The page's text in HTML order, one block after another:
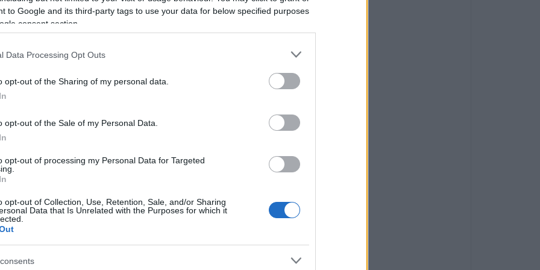
to Google and its third-party tags to use your data for below specified purposes
consent section.
Data Processing Opt Outs
opt-out of the Sharing of my personal data.
opt-out of the Sale of my Personal Data.
opt-out of processing my Personal Data for Targeted
opt-out of Collection, Use, Retention, Sale, and/or Sharing
Data that Is Unrelated with the Purposes for which it
Κερκυραίων ,Φαιάκων
γραφεία Δημοτικής Αστυνομίας) και ώρες 9.30-
Κασσωπαίων (10.30-14.00),
(12.00-15.00)
Κέρκυρα, στις Δημοτικές Ενότητες
παρακαλούνται να προσέλθουν εγκαίρως